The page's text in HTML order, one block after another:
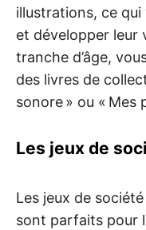
illustrations, ce
et développer leur
tranche d’âge,
des livres de
sonore » ou « Mes
Les jeux de
Les jeux de
sont parfaits pour